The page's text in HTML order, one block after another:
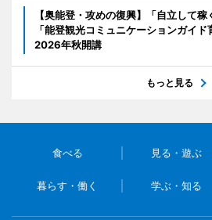
【奥能登・攻めの復興】「自立して稼
「能登観光コミュニケーションガイ
2026年秋開講
もっと見る
食べる 見る・遊ぶ
暮らす・働く 学ぶ・知る